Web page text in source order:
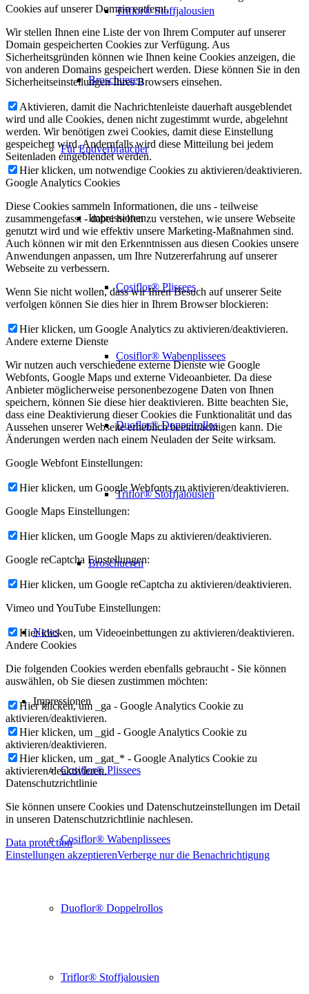
Triflor® Stoffjalousien
Broschueren
Für Endverbraucher
Impressionen
Cosiflor® Plissees
Cosiflor® Wabenplissees
Duoflor® Doppelrollos
Triflor® Stoffjalousien
Broschueren
News
Impressionen
Cosiflor® Plissees
Cosiflor® Wabenplissees
Duoflor® Doppelrollos
Triflor® Stoffjalousien
Cookies auf unserer Domain entfernt.
Wir stellen Ihnen eine Liste der von Ihrem Computer auf unserer
Domain gespeicherten Cookies zur Verfügung. Aus
Sicherheitsgründen können wie Ihnen keine Cookies anzeigen, die
von anderen Domains gespeichert werden. Diese können Sie in den
Sicherheitseinstellungen Ihres Browsers einsehen.
Aktivieren, damit die Nachrichtenleiste dauerhaft ausgeblendet
wird und alle Cookies, denen nicht zugestimmt wurde, abgelehnt
werden. Wir benötigen zwei Cookies, damit diese Einstellung
gespeichert wird. Andernfalls wird diese Mitteilung bei jedem
Seitenladen eingeblendet werden.
Hier klicken, um notwendige Cookies zu aktivieren/deaktivieren.
Google Analytics Cookies
Diese Cookies sammeln Informationen, die uns - teilweise
zusammengefasst - dabei helfen zu verstehen, wie unsere Webseite
genutzt wird und wie effektiv unsere Marketing-Maßnahmen sind.
Auch können wir mit den Erkenntnissen aus diesen Cookies unsere
Anwendungen anpassen, um Ihre Nutzererfahrung auf unserer
Webseite zu verbessern.
Wenn Sie nicht wollen, dass wir Ihren Besuch auf unserer Seite
verfolgen können Sie dies hier in Ihrem Browser blockieren:
Hier klicken, um Google Analytics zu aktivieren/deaktivieren.
Andere externe Dienste
Wir nutzen auch verschiedene externe Dienste wie Google
Webfonts, Google Maps und externe Videoanbieter. Da diese
Anbieter möglicherweise personenbezogene Daten von Ihnen
speichern, können Sie diese hier deaktivieren. Bitte beachten Sie,
dass eine Deaktivierung dieser Cookies die Funktionalität und das
Aussehen unserer Webseite erheblich beeinträchtigen kann. Die
Änderungen werden nach einem Neuladen der Seite wirksam.
Google Webfont Einstellungen:
Hier klicken, um Google Webfonts zu aktivieren/deaktivieren.
Google Maps Einstellungen:
Hier klicken, um Google Maps zu aktivieren/deaktivieren.
Google reCaptcha Einstellungen:
Hier klicken, um Google reCaptcha zu aktivieren/deaktivieren.
Vimeo und YouTube Einstellungen:
Hier klicken, um Videoeinbettungen zu aktivieren/deaktivieren.
Andere Cookies
Die folgenden Cookies werden ebenfalls gebraucht - Sie können
auswählen, ob Sie diesen zustimmen möchten:
Hier klicken, um _ga - Google Analytics Cookie zu
aktivieren/deaktivieren.
Hier klicken, um _gid - Google Analytics Cookie zu
aktivieren/deaktivieren.
Hier klicken, um _gat_* - Google Analytics Cookie zu
aktivieren/deaktivieren.
Datenschutzrichtlinie
Sie können unsere Cookies und Datenschutzeinstellungen im Detail
in unseren Datenschutzrichtlinie nachlesen.
Data protection
Einstellungen akzeptierenVerberge nur die Benachrichtigung